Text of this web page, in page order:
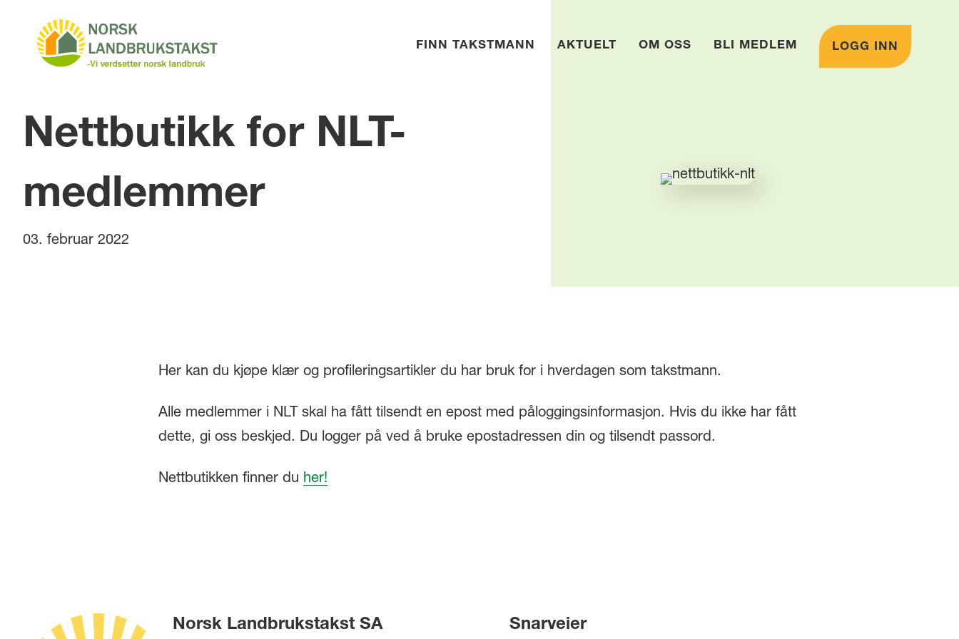
FINN TAKSTMANN AKTUELT OM OSS BLI MEDLEM LOGG INN
Nettbutikk for NLT-
medlemmer
03. februar 2022
Her kan du kjøpe klær og profileringsartikler du har bruk for i hverdagen som takstmann.
Alle medlemmer i NLT skal ha fått tilsendt en epost med påloggingsinformasjon. Hvis du ikke har fått
dette, gi oss beskjed. Du logger på ved å bruke epostadressen din og tilsendt passord.
Nettbutikken finner du her!
Norsk Landbrukstakst SA Snarveier